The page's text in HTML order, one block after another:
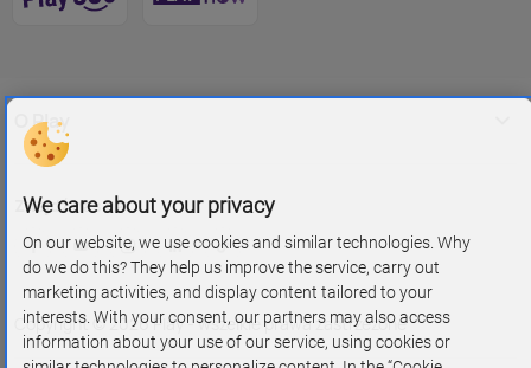
O Play
Znajdź nas na
Copyright © 2026 Play - wszelkie prawa zastrzeżone
We care about your privacy
On our website, we use cookies and similar technologies. Why
do we do this? They help us improve the service, carry out
marketing activities, and display content tailored to your
interests. With your consent, our partners may also access
information about your use of our service, using cookies or